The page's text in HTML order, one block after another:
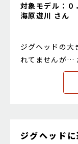
対象モデル：０
海原遊川 さん
ジグヘッドの大
れてませんが…
いたので、間
ジグヘッド